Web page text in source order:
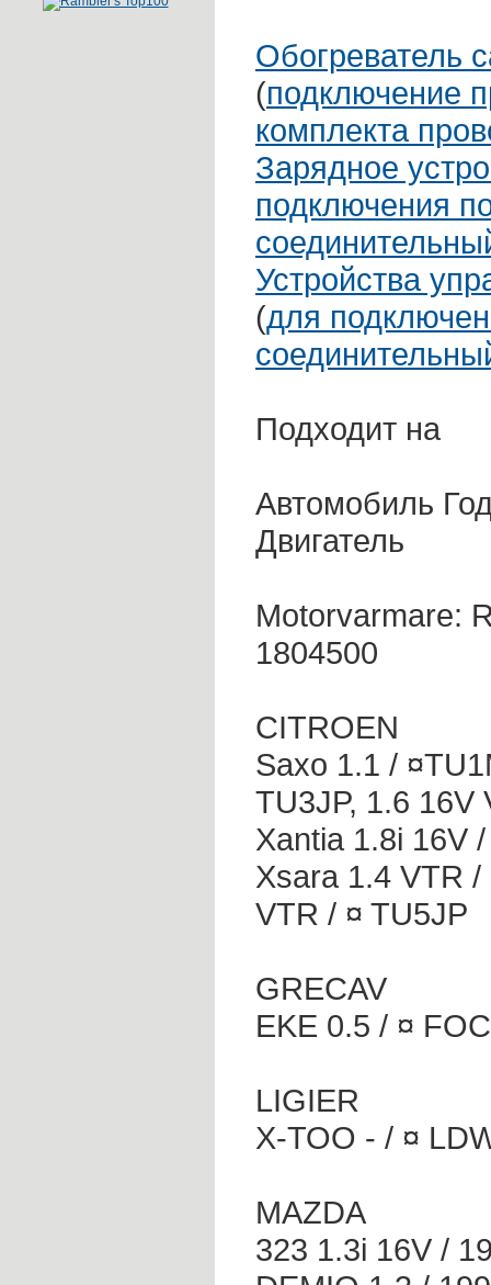
Обогреватель
(подключение
комплекта
Зарядное
подключения
Устройства
(для
Подходит на
Автомобиль
Двигатель
Motorvarmare:
1804500
CITROEN
Saxo 1.1 /
TU3JP, 1.6 16V
Xantia 1.8i 16V
Xsara 1.4 VTR /
VTR / ¤ TU5JP
GRECAV
EKE 0.5 / ¤
LIGIER
X-TOO - / ¤
MAZDA
323 1.3i 16V /